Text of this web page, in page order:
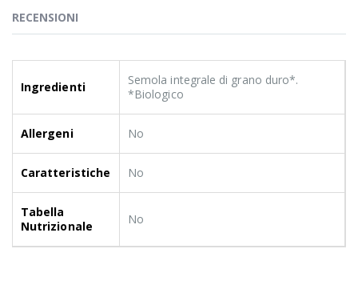
RECENSIONI
Ingredienti
Semola integrale di grano duro*.
*Biologico
Allergeni No
Caratteristiche No
Tabella
Nutrizionale
No